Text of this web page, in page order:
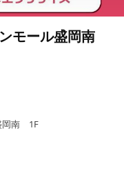
モール盛岡南
岡南 1F